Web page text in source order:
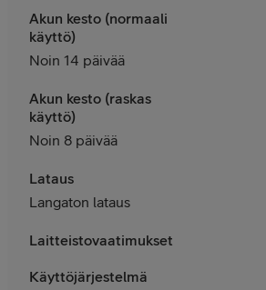
Akun kesto (normaali
käyttö)
Noin 14 päivää
Akun kesto (raskas
käyttö)
Noin 8 päivää
Lataus
Langaton lataus
Laitteistovaatimukset
Käyttöjärjestelmä